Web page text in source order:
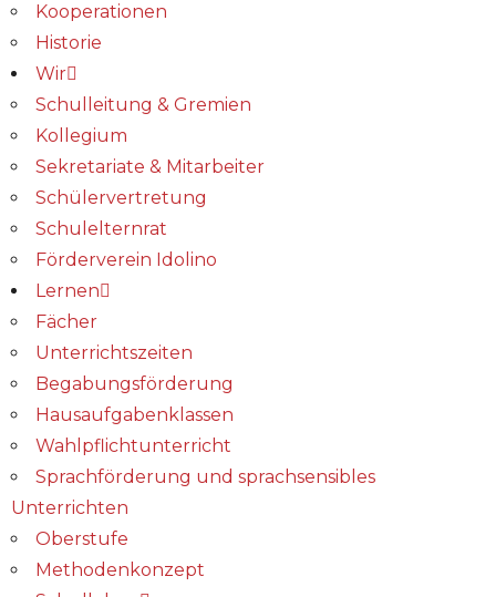
Kooperationen
Historie
Wir
Schulleitung & Gremien
Kollegium
Sekretariate & Mitarbeiter
Schülervertretung
Schulelternrat
Förderverein Idolino
Lernen
Fächer
Unterrichtszeiten
Begabungs­förderung
Hausaufgabenklassen
Wahlpflichtunterricht
Sprachförderung und sprachsensibles
Unterrichten
Oberstufe
Methodenkonzept